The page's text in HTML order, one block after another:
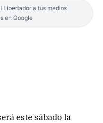
Libertador a tus medios
en Google
este sábado la